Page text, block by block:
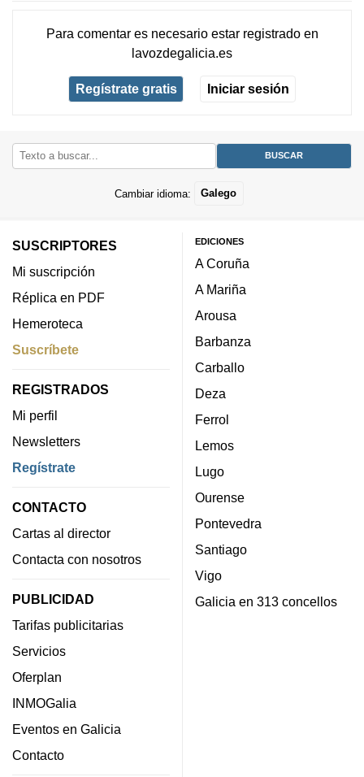
Para comentar es necesario estar registradoen
lavozdegalicia.es
Regístrate gratis Iniciar sesión
Cambiar idioma: Galego
SUSCRIPTORES
Mi suscripción
Réplica en PDF
Hemeroteca
Suscríbete
REGISTRADOS
Mi perfil
Newsletters
Regístrate
CONTACTO
Cartas al director
Contacta con nosotros
PUBLICIDAD
Tarifas publicitarias
Servicios
Oferplan
INMOGalia
Eventos en Galicia
Contacto
EDICIONES
A Coruña
A Mariña
Arousa
Barbanza
Carballo
Deza
Ferrol
Lemos
Lugo
Ourense
Pontevedra
Santiago
Vigo
Galicia en 313 concellos